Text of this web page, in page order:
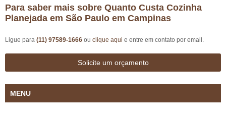
Para saber mais sobre Quanto Custa Cozinha
Planejada em São Paulo em Campinas
Ligue para (11) 97589-1666 ou clique aqui e entre em contato por email.
Solicite um orçamento
MENU